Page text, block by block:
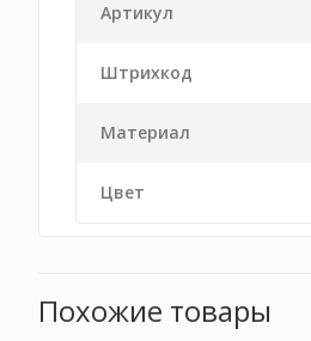
Артикул
Штрихкод
Материал
Цвет
Похожие товары